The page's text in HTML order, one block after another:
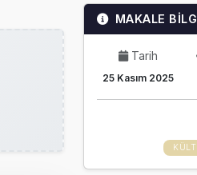
MAKALE
Tarih
25 Kasım 2025